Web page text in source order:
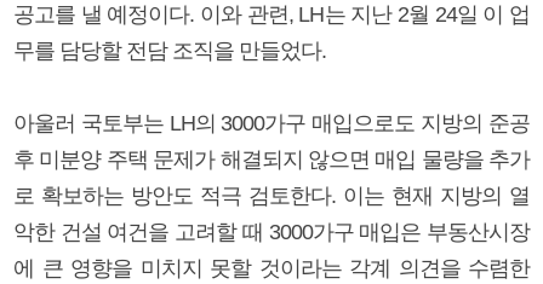
공고를 낼 예정이다. 이와 관련, LH는 지난 2월 24일 이 업
무를 담당할 전담 조직을 만들었다.
아울러 국토부는 LH의 3000가구 매입으로도 지방의 준공
후 미분양 주택 문제가 해결되지 않으면 매입 물량을 추가
로 확보하는 방안도 적극 검토한다. 이는 현재 지방의 열
악한 건설 여건을 고려할 때 3000가구 매입은 부동산시장
에 큰 영향을 미치지 못할 것이라는 각계 의견을 수렴한